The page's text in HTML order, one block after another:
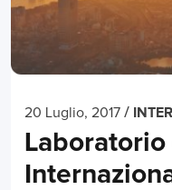
20 Luglio, 2017 /
Laboratorio